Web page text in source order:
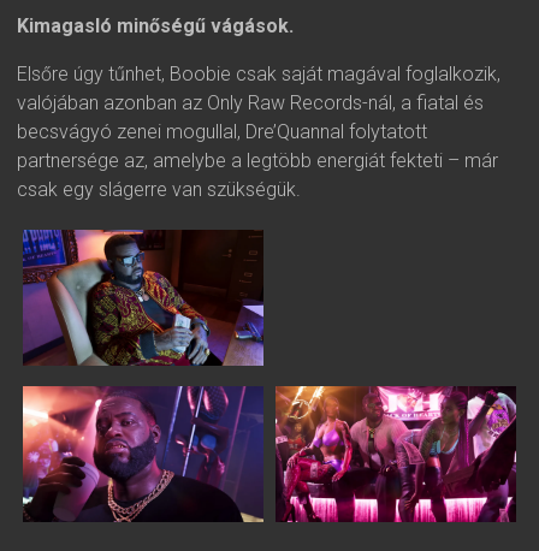
Kimagasló minőségű vágások.
Elsőre úgy tűnhet, Boobie csak saját magával foglalkozik,
valójában azonban az Only Raw Records-nál, a fiatal és
becsvágyó zenei mogullal, Dre’Quannal folytatott
partnersége az, amelybe a legtöbb energiát fekteti – már
csak egy slágerre van szükségük.